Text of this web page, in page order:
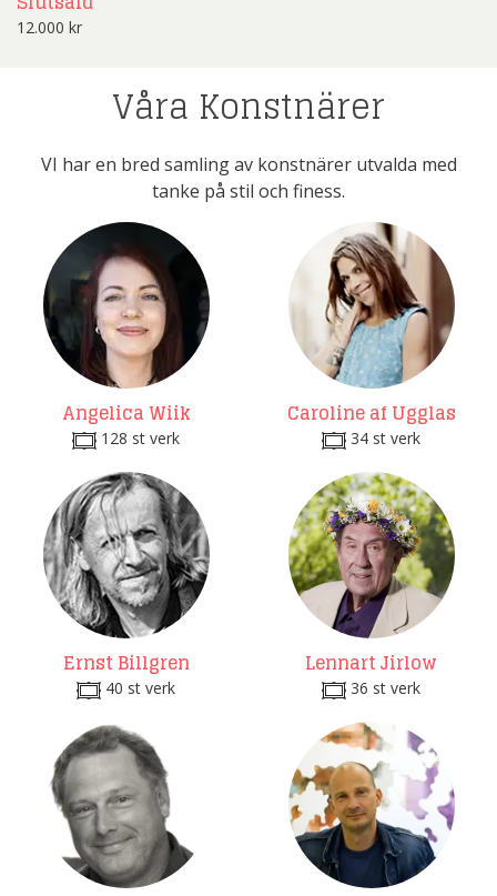
12.000 kr
Våra Konstnärer
VI har en bred samling av konstnärer utvalda med
tanke på stil och finess.
Angelica Wiik
128 st verk
Caroline af Ugglas
34 st verk
Ernst Billgren
40 st verk
Lennart Jirlow
36 st verk